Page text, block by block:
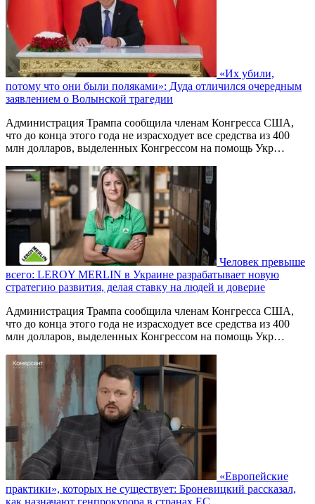
«Их убили,
потому что они были поляками»: Дуда отличился очередным
заявлением о Волынской трагедии
Администрация Трампа сообщила членам Конгресса США,
что до конца этого года не израсходует все средства из 400
млн долларов, выделенных Конгрессом на помощь Укр…
Человек превыше
всего: LEROY MERLIN в Украине разрабатывает новую
стратегию развития, делая ставку на людей и доверие
Администрация Трампа сообщила членам Конгресса США,
что до конца этого года не израсходует все средства из 400
млн долларов, выделенных Конгрессом на помощь Укр…
«Европейские
практики», которых не существует: Броневицкий рассказал,